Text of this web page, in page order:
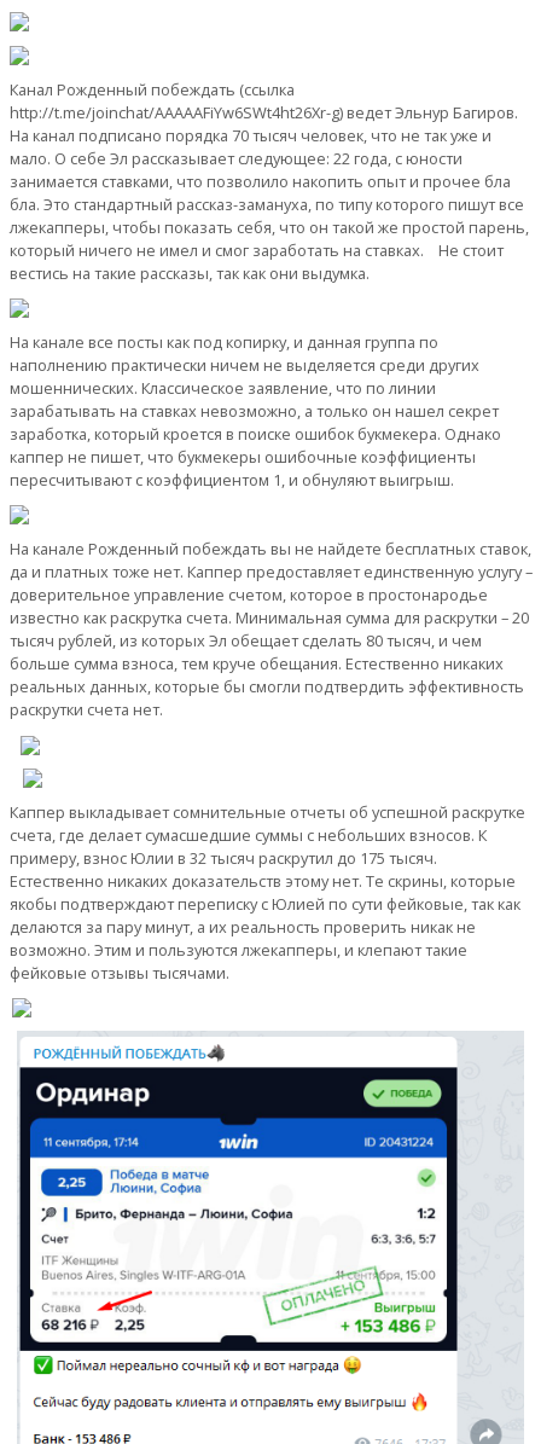
Канал Рожденный побеждать (ссылка
http://t.me/joinchat/AAAAAFiYw6SWt4ht26Xr-g) ведет Эльнур Багиров.
На канал подписано порядка 70 тысяч человек, что не так уже и
мало. О себе Эл рассказывает следующее: 22 года, с юности
занимается ставками, что позволило накопить опыт и прочее бла
бла. Это стандартный рассказ-замануха, по типу которого пишут все
лжекапперы, чтобы показать себя, что он такой же простой парень,
который ничего не имел и смог заработать на ставках. Не стоит
вестись на такие рассказы, так как они выдумка.
На канале все посты как под копирку, и данная группа по
наполнению практически ничем не выделяется среди других
мошеннических. Классическое заявление, что по линии
зарабатывать на ставках невозможно, а только он нашел секрет
заработка, который кроется в поиске ошибок букмекера. Однако
каппер не пишет, что букмекеры ошибочные коэффициенты
пересчитывают с коэффициентом 1, и обнуляют выигрыш.
На канале Рожденный побеждать вы не найдете бесплатных ставок,
да и платных тоже нет. Каппер предоставляет единственную услугу –
доверительное управление счетом, которое в простонародье
известно как раскрутка счета. Минимальная сумма для раскрутки – 20
тысяч рублей, из которых Эл обещает сделать 80 тысяч, и чем
больше сумма взноса, тем круче обещания. Естественно никаких
реальных данных, которые бы смогли подтвердить эффективность
раскрутки счета нет.
Каппер выкладывает сомнительные отчеты об успешной раскрутке
счета, где делает сумасшедшие суммы с небольших взносов. К
примеру, взнос Юлии в 32 тысяч раскрутил до 175 тысяч.
Естественно никаких доказательств этому нет. Те скрины, которые
якобы подтверждают переписку с Юлией по сути фейковые, так как
делаются за пару минут, а их реальность проверить никак не
возможно. Этим и пользуются лжекапперы, и клепают такие
фейковые отзывы тысячами.